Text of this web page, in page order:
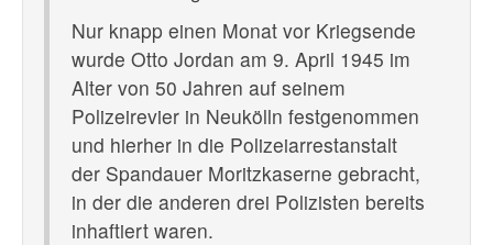
Nur knapp einen Monat vor Kriegsende
wurde Otto Jordan am 9. April 1945 im
Alter von 50 Jahren auf seinem
Polizeirevier in Neukölln festgenommen
und hierher in die Polizeiarrestanstalt
der Spandauer Moritzkaserne gebracht,
in der die anderen drei Polizisten bereits
inhaftiert waren.